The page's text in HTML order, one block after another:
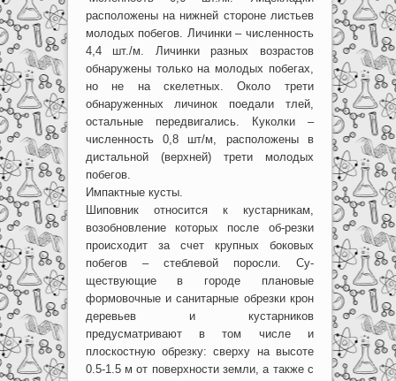
расположены на нижней стороне листьев
молодых побегов. Личинки – численность
4,4 шт./м. Личинки разных возрастов
обнаружены только на молодых побегах,
но не на скелетных. Около трети
обнаруженных личинок поедали тлей,
остальные передвигались. Куколки –
численность 0,8 шт/м, расположены в
дистальной (верхней) трети молодых
побегов.
Импактные кусты.
Шиповник относится к кустарникам,
возобновление которых после об-резки
происходит за счет крупных боковых
побегов – стеблевой поросли. Су-
ществующие в городе плановые
формовочные и санитарные обрезки крон
деревьев и кустарников
предусматривают в том числе и
плоскостную обрезку: сверху на высоте
0.5-1.5 м от поверхности земли, а также с